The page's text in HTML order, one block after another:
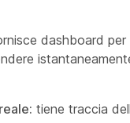
dashboard
tiene traccia